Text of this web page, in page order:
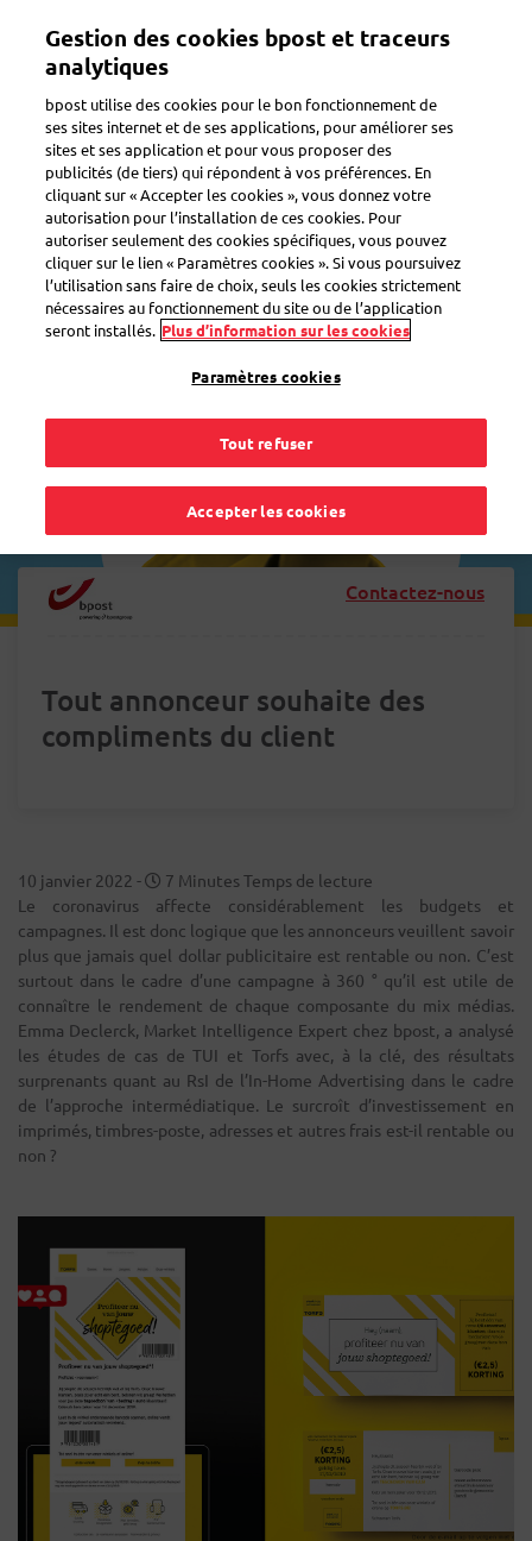
contenu
Toggle navigation
Retour
Contactez-nous
Tout annonceur souhaite des
compliments du client
10 janvier 2022 -
7 Minutes Temps de lecture
Le coronavirus affecte considérablement les budgets et
campagnes. Il est donc logique que les annonceurs veuillent savoir
plus que jamais quel dollar publicitaire est rentable ou non. C’est
surtout dans le cadre d’une campagne à 360 ° qu’il est utile de
connaître le rendement de chaque composante du mix médias.
Emma Declerck, Market Intelligence Expert chez bpost, a analysé
les études de cas de TUI et Torfs avec, à la clé, des résultats
surprenants quant au RsI de l’In-Home Advertising dans le cadre
de l’approche intermédiatique. Le surcroît d’investissement en
imprimés, timbres-poste, adresses et autres frais est-il rentable ou
non ?
Gestion des cookies bpost et traceurs
analytiques
bpost utilise des cookies pour le bon fonctionnement de
ses sites internet et de ses applications, pour améliorer ses
sites et ses application et pour vous proposer des
publicités (de tiers) qui répondent à vos préférences. En
cliquant sur « Accepter les cookies », vous donnez votre
autorisation pour l’installation de ces cookies. Pour
autoriser seulement des cookies spécifiques, vous pouvez
cliquer sur le lien « Paramètres cookies ». Si vous poursuivez
l’utilisation sans faire de choix, seuls les cookies strictement
nécessaires au fonctionnement du site ou de l’application
seront installés. Plus d’information sur les cookies
Paramètres cookies
Tout refuser
Accepter les cookies